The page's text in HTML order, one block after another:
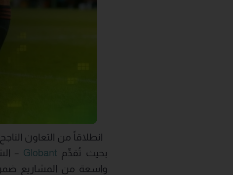
بحيث تُقدِّم Globant
–